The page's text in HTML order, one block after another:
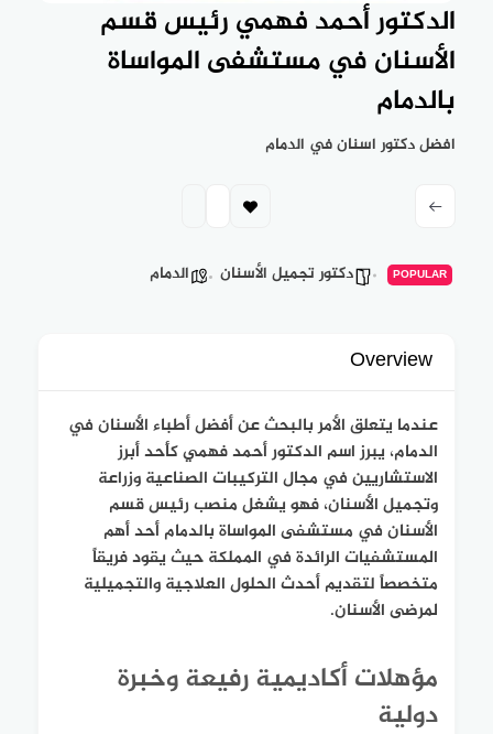
الدكتور أحمد فهمي رئيس قسم
الأسنان في مستشفى المواساة
بالدمام
افضل دكتور اسنان في الدمام
POPULAR دكتور تجميل الأسنان الدمام
Overview
عندما يتعلق الأمر بالبحث عن أفضل أطباء الأسنان في
الدمام، يبرز اسم الدكتور أحمد فهمي كأحد أبرز
الاستشاريين في مجال التركيبات الصناعية وزراعة
وتجميل الأسنان، فهو يشغل منصب رئيس قسم
الأسنان في مستشفى المواساة بالدمام أحد أهم
المستشفيات الرائدة في المملكة حيث يقود فريقاً
متخصصاً لتقديم أحدث الحلول العلاجية والتجميلية
لمرضى الأسنان.
مؤهلات أكاديمية رفيعة وخبرة
دولية